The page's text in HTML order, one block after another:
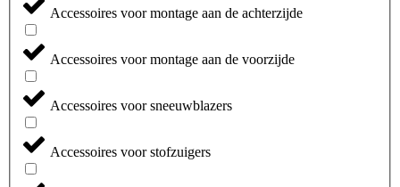
Accessoires voor montage aan de achterzijde
Accessoires voor montage aan de voorzijde
Accessoires voor sneeuwblazers
Accessoires voor stofzuigers